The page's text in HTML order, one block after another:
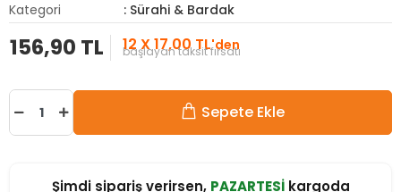
Kategori
: Sürahi & Bardak
156,90 TL 12 X 17,00 TL'den
başlayan taksit fırsatı
Sepete Ekle
Şimdi sipariş verirsen, PAZARTESİkargoda